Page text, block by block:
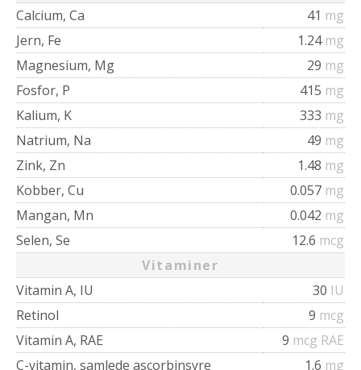
Calcium, Ca
41 mg
Jern, Fe
1.24 mg
Magnesium, Mg
29 mg
Fosfor, P
415 mg
Kalium, K
333 mg
Natrium, Na
49 mg
Zink, Zn
1.48 mg
Kobber, Cu
0.057 mg
Mangan, Mn
0.042 mg
Selen, Se
12.6 mcg
Vitaminer
Vitamin A, IU
30 IU
Retinol
9 mcg
Vitamin A, RAE
9 mcg RAE
C-vitamin, samlede ascorbinsyre
1.6 mg